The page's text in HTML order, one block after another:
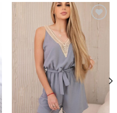
Add to wishlist